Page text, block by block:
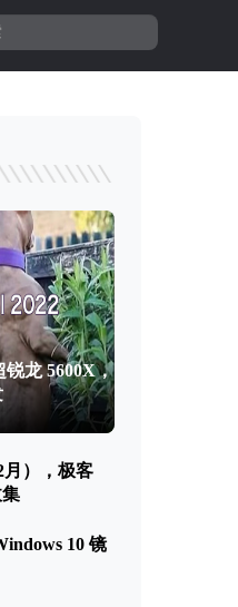
锐龙 5600X，
月），极客
10 镜